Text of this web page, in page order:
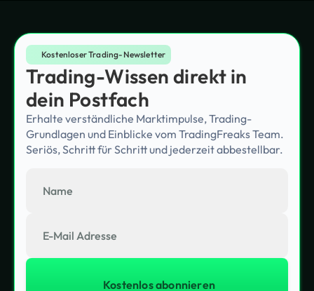
Kostenloser Trading-Newsletter
Trading-Wissen direkt in
dein Postfach
Erhalte verständliche Marktimpulse, Trading-
Grundlagen und Einblicke vom TradingFreaks Team.
Seriös, Schritt für Schritt und jederzeit abbestellbar.